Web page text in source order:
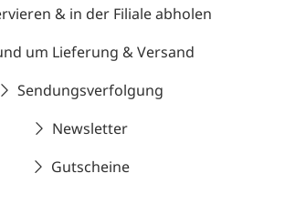
& in der Filiale abholen
um Lieferung & Versand
Sendungsverfolgung
Newsletter
Gutscheine